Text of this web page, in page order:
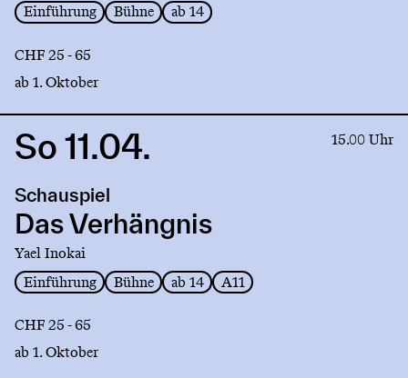
Einführung
Bühne ab 14
CHF 25 - 65
ab 1. Oktober
Link
Das
Verhängnis
So 11.04. 15.00 Uhr
Schauspiel
Das Verhängnis
Yael Inokai
Einführung
Bühne ab 14 A11
CHF 25 - 65
ab 1. Oktober